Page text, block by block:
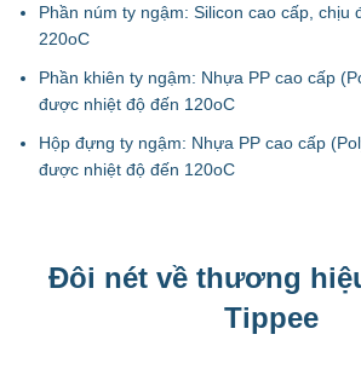
Phần núm ty ngậm: Silicon cao cấp, chịu
220oC
Phần khiên ty ngậm: Nhựa PP cao cấp
được nhiệt độ đến 120oC
Hộp đựng ty ngậm: Nhựa PP cao cấp
được nhiệt độ đến 120oC
Đôi nét về thương
Tippee